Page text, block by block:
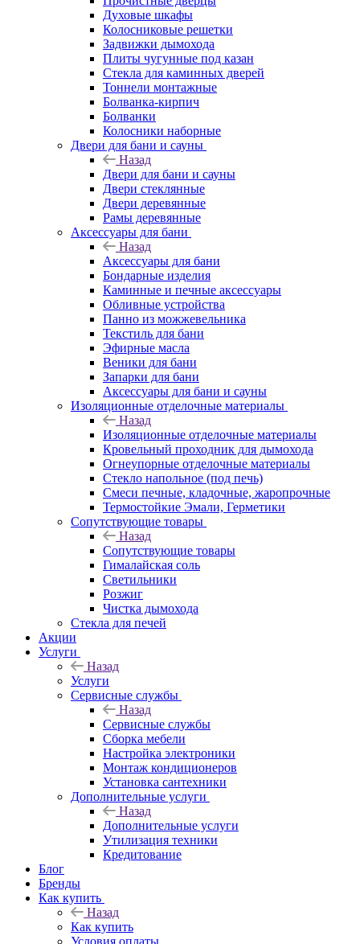
Духовые шкафы
Колосниковые решетки
Задвижки дымохода
Плиты чугунные под казан
Стекла для каминных дверей
Тоннели монтажные
Болванка-кирпич
Болванки
Колосники наборные
Двери для бани и сауны
Назад
Двери для бани и сауны
Двери стеклянные
Двери деревянные
Рамы деревянные
Аксессуары для бани
Назад
Аксессуары для бани
Бондарные изделия
Каминные и печные аксессуары
Обливные устройства
Панно из можжевельника
Текстиль для бани
Эфирные масла
Веники для бани
Запарки для бани
Аксессуары для бани и сауны
Изоляционные отделочные материалы
Назад
Изоляционные отделочные материалы
Кровельный проходник для дымохода
Огнеупорные отделочные материалы
Стекло напольное (под печь)
Смеси печные, кладочные, жаропрочные
Термостойкие Эмали, Герметики
Сопутствующие товары
Назад
Сопутствующие товары
Гималайская соль
Светильники
Розжиг
Чистка дымохода
Стекла для печей
Акции
Услуги
Назад
Услуги
Сервисные службы
Назад
Сервисные службы
Сборка мебели
Настройка электроники
Монтаж кондиционеров
Установка сантехники
Дополнительные услуги
Назад
Дополнительные услуги
Утилизация техники
Кредитование
Блог
Бренды
Как купить
Назад
Как купить
Условия оплаты